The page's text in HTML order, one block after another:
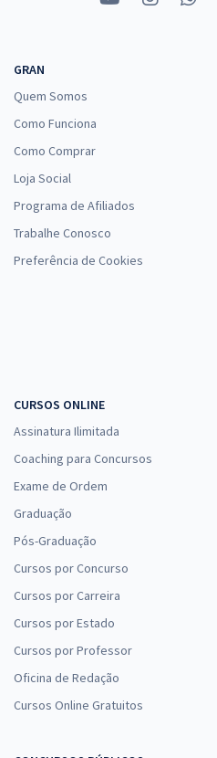
GRAN
Quem Somos
Como Funciona
Como Comprar
Loja Social
Programa de Afiliados
Trabalhe Conosco
Preferência de Cookies
CURSOS ONLINE
Assinatura Ilimitada
Coaching para Concursos
Exame de Ordem
Graduação
Pós-Graduação
Cursos por Concurso
Cursos por Carreira
Cursos por Estado
Cursos por Professor
Oficina de Redação
Cursos Online Gratuitos